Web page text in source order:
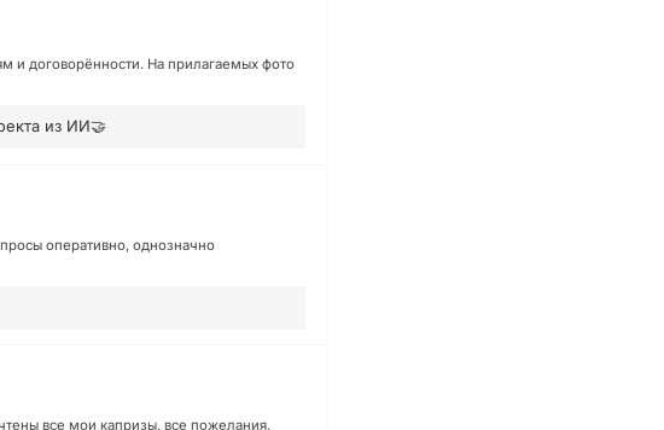
и договорённости. На прилагаемых фото
из ИИ🤝
оперативно, однозначно
все мои капризы, все пожелания.